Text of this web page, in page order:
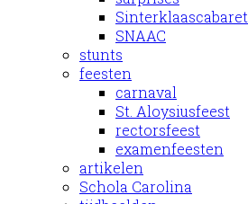
Sinterklaascabaret
SNAAC
stunts
feesten
carnaval
St. Aloysiusfeest
rectorsfeest
examenfeesten
artikelen
Schola Carolina